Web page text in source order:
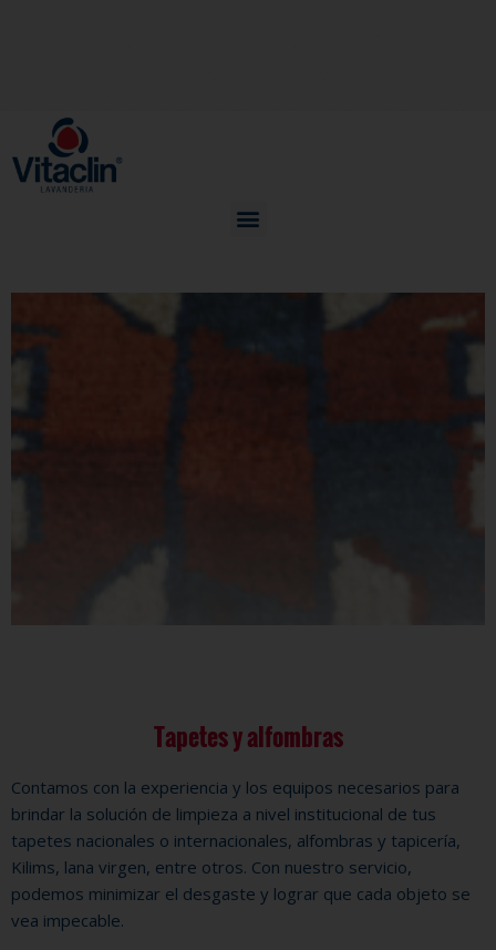
Tapetes y alfombras
Contamos con la experiencia y los equipos necesarios para
brindar la solución de limpieza a nivel institucional de tus
tapetes nacionales o internacionales, alfombras y tapicería,
Kilims, lana virgen, entre otros. Con nuestro servicio,
podemos minimizar el desgaste y lograr que cada objeto se
vea impecable.